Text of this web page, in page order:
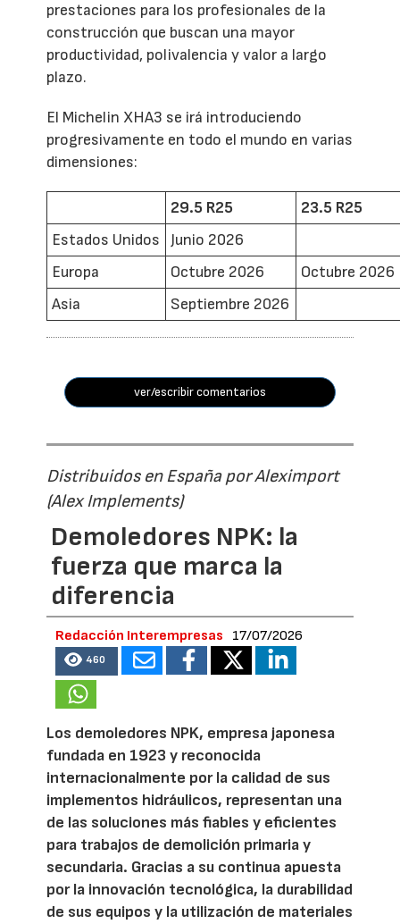
prestaciones para los profesionales de la
construcción que buscan una mayor
productividad, polivalencia y valor a largo
plazo.
El Michelin XHA3 se irá introduciendo
progresivamente en todo el mundo en varias
dimensiones:
29.5 R25
23.5 R25
Estados Unidos
Junio 2026
Europa
Octubre 2026
Octubre 2026
Asia
Septiembre 2026
ver/escribir comentarios
Distribuidos en España por Aleximport
(Alex Implements)
Demoledores NPK: la
fuerza que marca la
diferencia
Redacción Interempresas 17/07/2026
460
Los demoledores NPK, empresa japonesa
fundada en 1923 y reconocida
internacionalmente por la calidad de sus
implementos hidráulicos, representan una
de las soluciones más fiables y eficientes
para trabajos de demolición primaria y
secundaria. Gracias a su continua apuesta
por la innovación tecnológica, la durabilidad
de sus equipos y la utilización de materiales